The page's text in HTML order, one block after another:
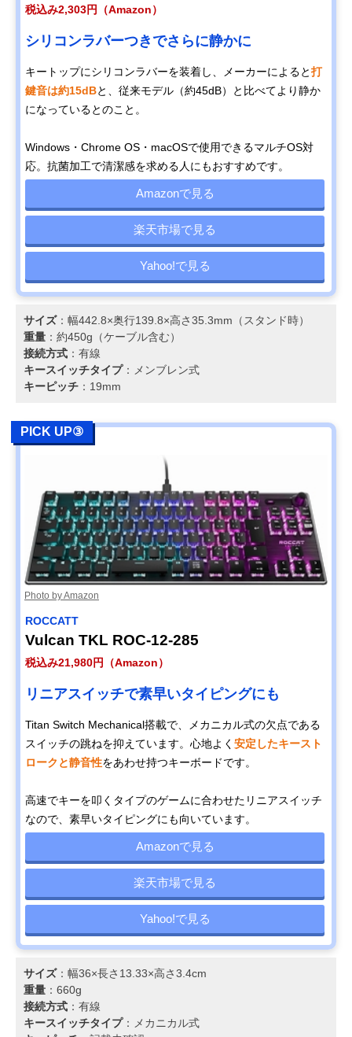
税込み2,303円（Amazon）
シリコンラバーつきでさらに静かに
キートップにシリコンラバーを装着し、メーカーによると打
鍵音は約15dBと、従来モデル（約45dB）と比べてより静か
になっているとのこと。
Windows・Chrome OS・macOSで使用できるマルチOS対
応。抗菌加工で清潔感を求める人にもおすすめです。
Amazonで見る
楽天市場で見る
Yahoo!で見る
サイズ：幅442.8×奥行139.8×高さ35.3mm（スタンド時）
重量 ：約450g（ケーブル含む）
接続方式 ：有線
キースイッチタイプ：メンブレン式
キーピッチ ：19mm
PICK UP③
Photo by Amazon
ROCCATT
Vulcan TKL ROC-12-285
税込み21,980円（Amazon）
リニアスイッチで素早いタイピングにも
Titan Switch Mechanical搭載で、メカニカル式の欠点である
スイッチの跳ねを抑えています。心地よく 安定したキースト
ロークと静音性をあわせ持つキーボードです。
高速でキーを叩くタイプのゲームに合わせたリニアスイッチ
なので、素早いタイピングにも向いています。
Amazonで見る
楽天市場で見る
Yahoo!で見る
サイズ：幅36×長さ13.33×高さ3.4cm
重量 ：660g
接続方式 ：有線
キースイッチタイプ：メカニカル式